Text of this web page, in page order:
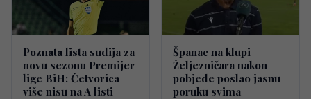
Poznata lista sudija za
novu sezonu Premijer
lige BiH: Četvorica
više nisu na A listi
Španac na klupi
Željezničara nakon
pobjede poslao jasnu
poruku svima